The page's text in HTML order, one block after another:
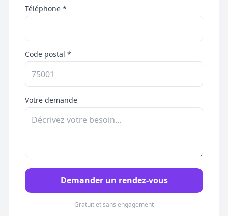
Téléphone *
Code postal *
Votre demande
Demander un rendez-vous
Gratuit et sans engagement